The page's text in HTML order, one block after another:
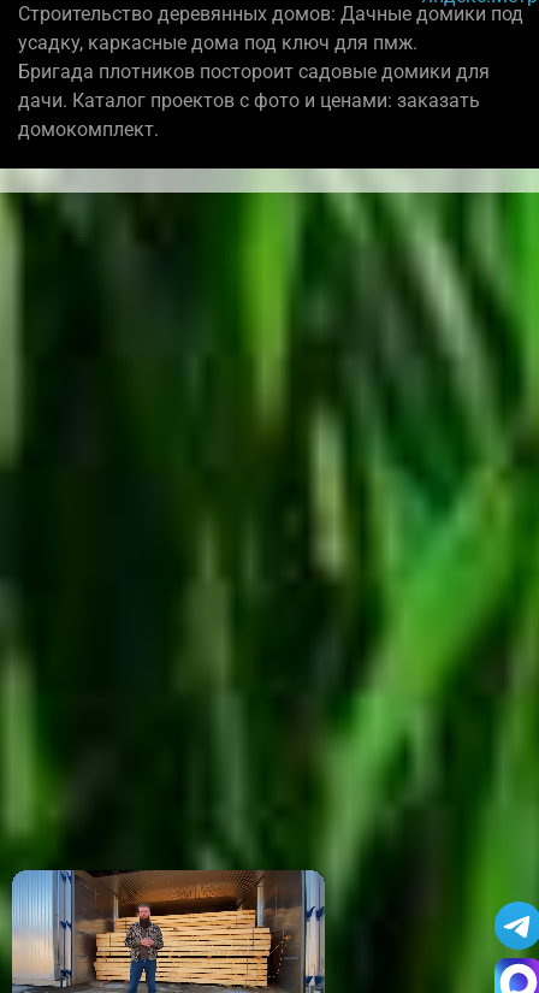
Строительство деревянных домов: Дачные домики под
усадку, каркасные дома под ключ для пмж.
Бригада плотников постороит садовые домики для
дачи. Каталог проектов с фото и ценами: заказать
домокомплект.